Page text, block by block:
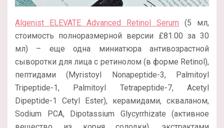
Algenist ELEVATE Advanced Retinol Serum (5 мл,
стоимость полноразмерной версии £81.00 за 30
мл) – еще одна миниатюра антивозрастной
сыворотки для лица с ретинолом (в форме Retinol),
пептидами (Myristoyl Nonapeptide-3, Palmitoyl
Tripeptide-1, Palmitoyl Tetrapeptide-7, Acetyl
Dipeptide-1 Cetyl Ester), керамидами, скваланом,
Sodium PCA, Dipotassium Glycyrrhizate (активное